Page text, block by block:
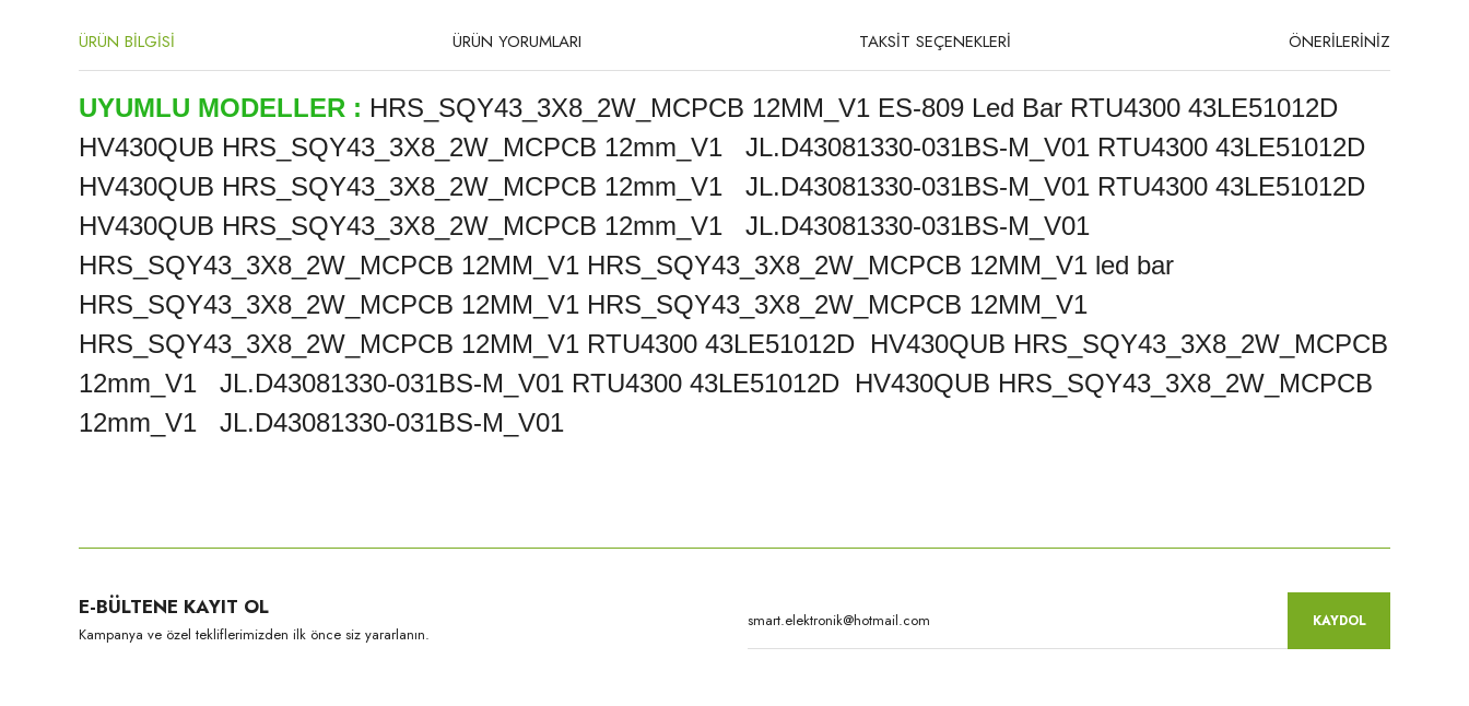
ÜRÜN BİLGİSİ ÜRÜN YORUMLARI TAKSİT SEÇENEKLERİ ÖNERİLERİNİZ
UYUMLU MODELLER : HRS_SQY43_3X8_2W_MCPCB 12MM_V1 ES-809 Led Bar RTU4300 43LE51012D
HV430QUB HRS_SQY43_3X8_2W_MCPCB 12mm_V1 JL.D43081330-031BS-M_V01 RTU4300 43LE51012D
HV430QUB HRS_SQY43_3X8_2W_MCPCB 12mm_V1 JL.D43081330-031BS-M_V01 RTU4300 43LE51012D
HV430QUB HRS_SQY43_3X8_2W_MCPCB 12mm_V1 JL.D43081330-031BS-M_V01
HRS_SQY43_3X8_2W_MCPCB 12MM_V1 HRS_SQY43_3X8_2W_MCPCB 12MM_V1 led bar
HRS_SQY43_3X8_2W_MCPCB 12MM_V1 HRS_SQY43_3X8_2W_MCPCB 12MM_V1
HRS_SQY43_3X8_2W_MCPCB 12MM_V1 RTU4300 43LE51012D HV430QUB HRS_SQY43_3X8_2W_MCPCB
12mm_V1 JL.D43081330-031BS-M_V01 RTU4300 43LE51012D HV430QUB HRS_SQY43_3X8_2W_MCPCB
12mm_V1 JL.D43081330-031BS-M_V01
Ürün açıklamasında eksik bilgiler bulunuyor.
Ürün bilgilerinde hatalar bulunuyor.
E-BÜLTENE KAYIT OL
Kampanya ve özel tekliflerimizden ilk önce siz yararlanın.
KAYDOL